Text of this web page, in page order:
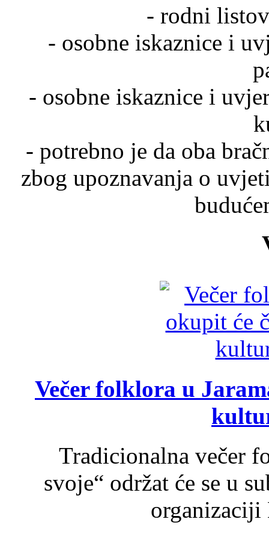
- rodni
- osobne iskaznice i
- osobne iskaznice i
- potrebno je da oba
zbog upoznavanja o
Večer folklora u
Tradicionalna večer
svoje“ održat će se u
organizaciji